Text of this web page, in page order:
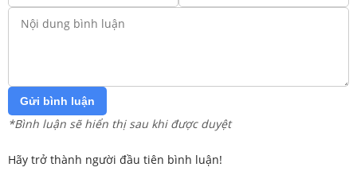
Gửi bình luận
*Bình luận sẽ hiển thị sau khi được duyệt
Hãy trở thành người đầu tiên bình luận!